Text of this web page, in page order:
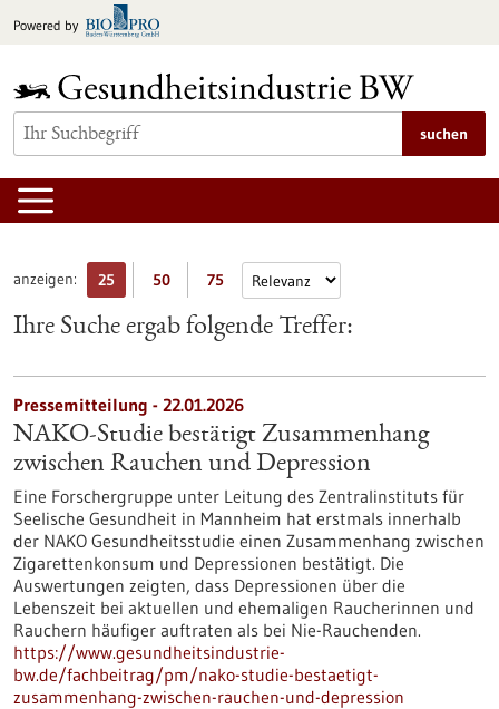
Inhalt
Powered by
suchen
anzeigen: 25 50 75
Ihre Suche ergab folgende Treffer:
Pressemitteilung - 22.01.2026
NAKO-Studie bestätigt Zusammenhang
zwischen Rauchen und Depression
Eine Forschergruppe unter Leitung des Zentralinstituts für
Seelische Gesundheit in Mannheim hat erstmals innerhalb
der NAKO Gesundheitsstudie einen Zusammenhang zwischen
Zigarettenkonsum und Depressionen bestätigt. Die
Auswertungen zeigten, dass Depressionen über die
Lebenszeit bei aktuellen und ehemaligen Raucherinnen und
Rauchern häufiger auftraten als bei Nie-Rauchenden.
https://www.gesundheitsindustrie-
bw.de/fachbeitrag/pm/nako-studie-bestaetigt-
zusammenhang-zwischen-rauchen-und-depression